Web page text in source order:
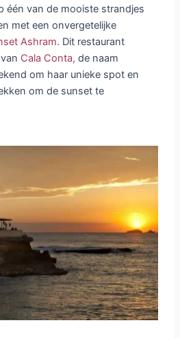
één van de mooiste strandjes
met een onvergetelijke
Ashram. Dit restaurant
Cala Conta, de naam
om haar unieke spot en
om de sunset te